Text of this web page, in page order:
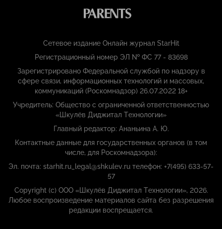
Сетевое издание Онлайн журнал StarHit
Регистрационный номер ЭЛ № ФС 77 - 83698
Зарегистрировано Федеральной службой по надзору в
сфере связи, информационных технологий и массовых,
коммуникаций (Роскомнадзор) 26.07.2022 18+
Учредитель: Общество с ограниченной ответственностью
«Шкулёв Диджитал Технологии»
Главный редактор: Ананьина А. Ю.
Контактные данные для государственных органов (в том
числе, для Роскомнадзора):
Эл. почта: starhit.ru_legal@shkulev.ru телефон: +7(495) 633-57-
57
Copyright (с) ООО «Шкулёв Диджитал Технологии», 2026.
Любое воспроизведение материалов сайта без разрешения
редакции воспрещается.